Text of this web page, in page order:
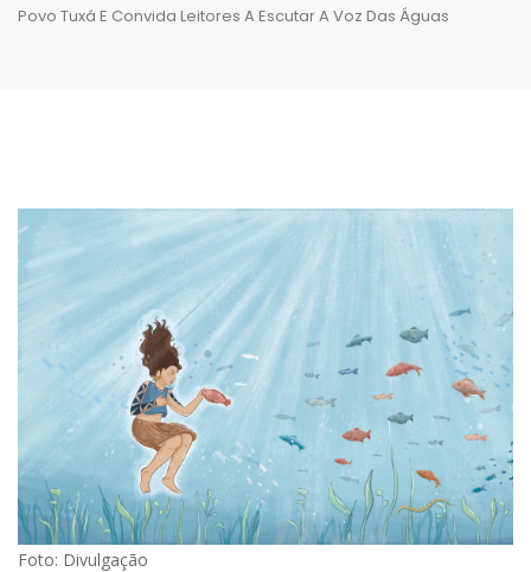
Povo Tuxá E Convida Leitores A Escutar A Voz Das Águas
Foto: Divulgação